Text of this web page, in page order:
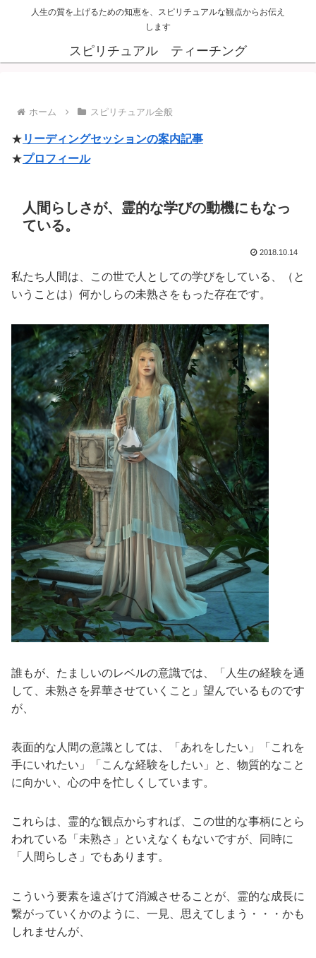
人生の質を上げるための知恵を、スピリチュアルな観点からお伝え
します
スピリチュアル ティーチング
ホーム スピリチュアル全般
★ リーディングセッションの案内記事
★プロフィール
人間らしさが、霊的な学びの動機にもなっ
ている。
2018.10.14
私たち人間は、この世で人としての学びをしている、（と
いうことは）何かしらの未熟さをもった存在です。
誰もが、たましいのレベルの意識では、「人生の経験を通
して、未熟さを昇華させていくこと」望んでいるものです
が、
表面的な人間の意識としては、「あれをしたい」「これを
手にいれたい」「こんな経験をしたい」と、物質的なこと
に向かい、心の中を忙しくしています。
これらは、霊的な観点からすれば、この世的な事柄にとら
われている「未熟さ」といえなくもないですが、同時に
「人間らしさ」でもあります。
こういう要素を遠ざけて消滅させることが、霊的な成長に
繋がっていくかのように、一見、思えてしまう・・・かも
しれませんが、